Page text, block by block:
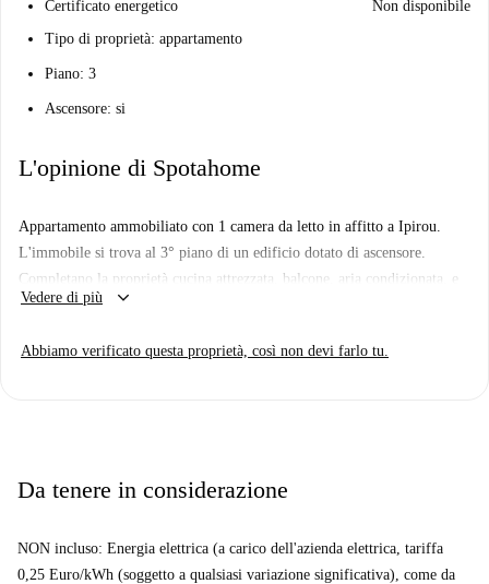
Certificato energetico
Non disponibile
Tipo di proprietà: appartamento
Piano: 3
Ascensore: si
L'opinione di Spotahome
Appartamento ammobiliato con 1 camera da letto in affitto a Ipirou.
L'immobile si trova al 3° piano di un edificio dotato di ascensore.
Completano la proprietà cucina attrezzata, balcone, aria condizionata, e
lavatrice.
Vedere di più keyboard_arrow_down
Abbiamo verificato questa proprietà, così non devi farlo tu.
Da tenere in considerazione
NON incluso: Energia elettrica (a carico dell'azienda elettrica, tariffa
0,25 Euro/kWh (soggetto a qualsiasi variazione significativa), come da